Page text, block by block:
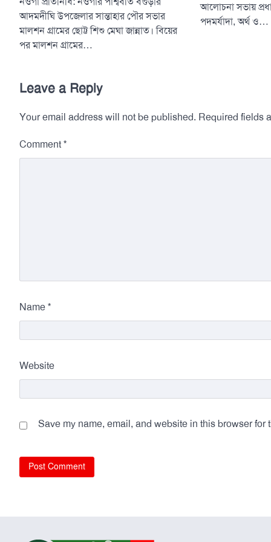
আদমদীঘি উপজেলার সান্তাহার পৌর সভার
মালশন গ্রামের ছোট্ট শিশু মেঘা জান্নাত। বিয়ের
পর মালশন গ্রামের…
আলোচনা সভায়
পদমর্যাদা, অর্থ ও…
Leave a Reply
Your email address will not be published. Required fields
Comment *
Name *
Website
Save my name, email, and website in this browser for